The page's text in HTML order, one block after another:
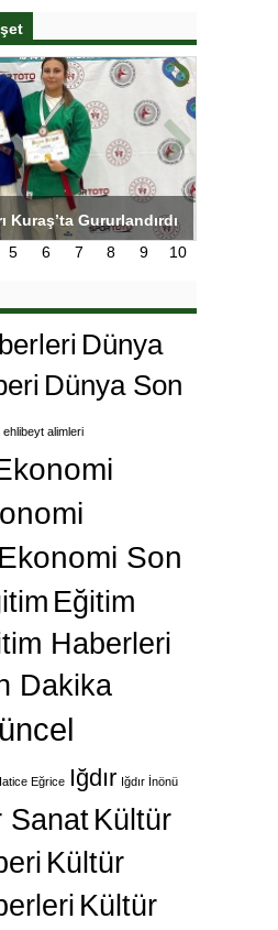
Kuraş’ta Gururlandırdı
5 6 7 8 9 10
Dünya
Dünya Son
ehlibeyt alimleri
Ekonomi Son
Eğitim
Haberleri
Dakika
Eğrice Iğdır Iğdır İnönü
SanatKültür
Kültür
Kültür